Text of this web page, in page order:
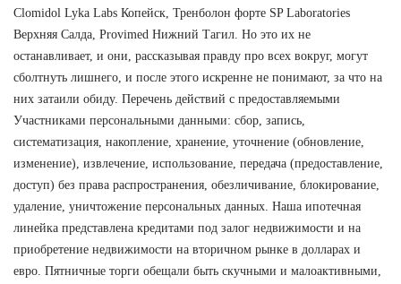
Clomidol Lyka Labs Копейск, Тренболон форте SP Laboratories
Верхняя Салда, Provimed Нижний Тагил. Но это их не
останавливает, и они, рассказывая правду про всех вокруг, могут
сболтнуть лишнего, и после этого искренне не понимают, за что на
них затаили обиду. Перечень действий с предоставляемыми
Участниками персональными данными: сбор, запись,
систематизация, накопление, хранение, уточнение (обновление,
изменение), извлечение, использование, передача (предоставление,
доступ) без права распространения, обезличивание, блокирование,
удаление, уничтожение персональных данных. Наша ипотечная
линейка представлена кредитами под залог недвижимости и на
приобретение недвижимости на вторичном рынке в долларах и
евро. Пятничные торги обещали быть скучными и малоактивными,